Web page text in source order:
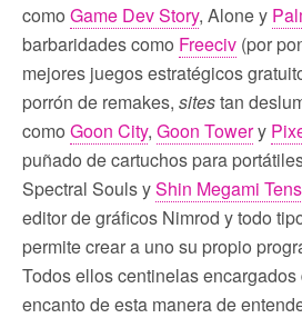
como Game Dev Story, Alone y
barbaridades como Freeciv (por
mejores juegos estratégicos
porrón de remakes, sitestan
como Goon City, Goon Towery
puñado de cartuchos para
Spectral Souls yShin Megami
editor de gráficos Nimrod y todo
permite crear a uno su propio
Todos ellos centinelas
encanto de esta manera de